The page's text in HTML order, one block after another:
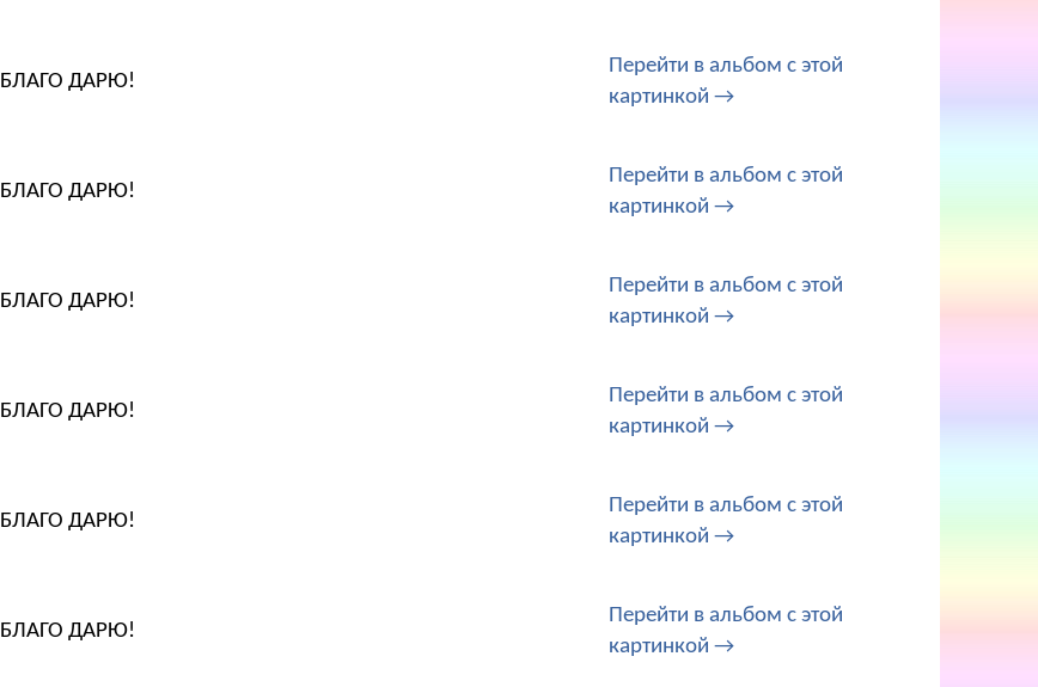
БЛАГО ДАРЮ!
Перейти в альбом с этой
картинкой →
БЛАГО ДАРЮ!
Перейти в альбом с этой
картинкой →
БЛАГО ДАРЮ!
Перейти в альбом с этой
картинкой →
БЛАГО ДАРЮ!
Перейти в альбом с этой
картинкой →
БЛАГО ДАРЮ!
Перейти в альбом с этой
картинкой →
БЛАГО ДАРЮ!
Перейти в альбом с этой
картинкой →